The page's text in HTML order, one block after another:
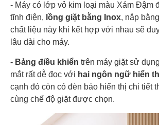
Năm ra
mắt
2023
- Máy có lớp vỏ kim loại màu Xám Đậm
tĩnh điện, lồng giặt bằng Inox, nắp
chất liệu này khi kết hợp với nhau sẽ
lâu dài cho máy.
- Bảng điều khiển trên máy giặt sử
mắt rất dễ đọc với hai ngôn ngữ hiển
cạnh đó còn có đèn báo hiển thị chi tiết
cùng chế độ giặt được chọn.